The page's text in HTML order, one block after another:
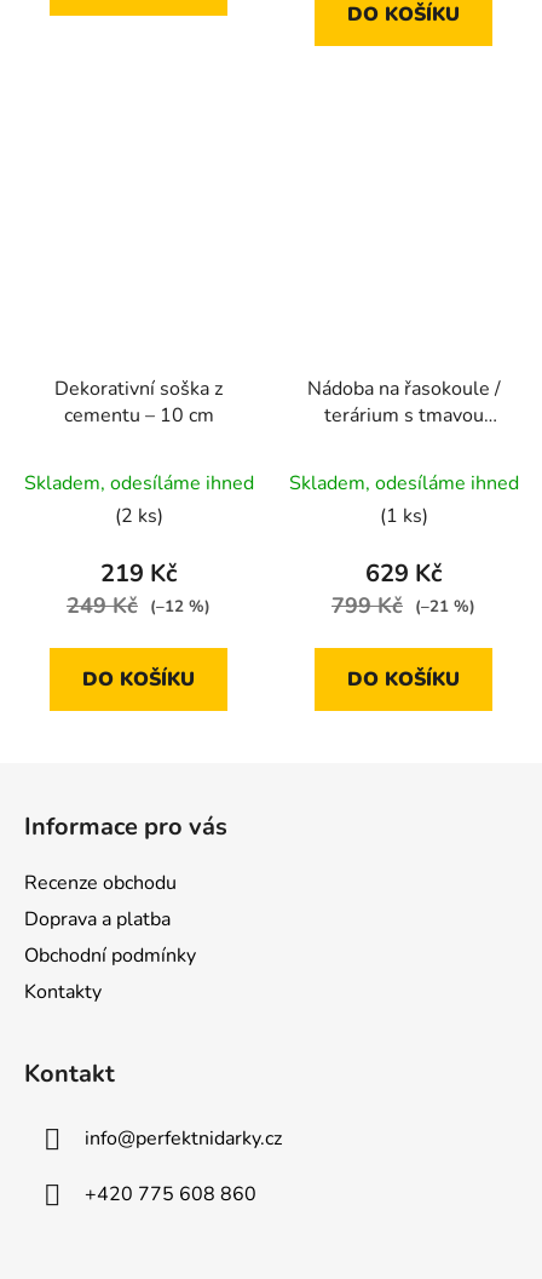
hvězdiček.
DO KOŠÍKU
Dekorativní soška z
cementu – 10 cm
Skladem, odesíláme ihned
(2 ks)
219 Kč
249 Kč (–12 %)
DO KOŠÍKU
Nádoba na řasokoule /
terárium s tmavou
střední - 16 x 18 cm
Skladem, odesíláme ihned
(1 ks)
629 Kč
799 Kč (–21 %)
DO KOŠÍKU
Informace pro vás
Recenze obchodu
Doprava a platba
Obchodní podmínky
Kontakty
Kontakt
info@perfektnidarky.cz
+420 775 608 860